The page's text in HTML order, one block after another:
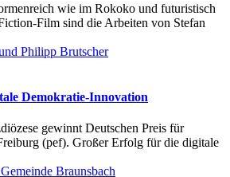
wie im Rokoko und futuristisch
Film sind die Arbeiten von Stefan
Demokratie-Innovation
gewinnt Deutschen Preis für
(pef). Großer Erfolg für die digitale